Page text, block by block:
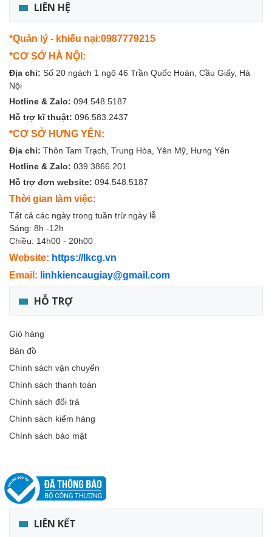
LIÊN HỆ
*Quản lý - khiếu nại:0987779215
*CƠ SỞ HÀ NỘI:
Địa chỉ: Số 20 ngách 1 ngõ 46 Trần Quốc Hoàn, Cầu Giấy, Hà
Nội
Hotline & Zalo: 094.548.5187
Hỗ trợ kĩ thuật: 096.583.2437
*CƠ SỞ HƯNG YÊN:
Địa chỉ: Thôn Tam Trạch, Trung Hòa, Yên Mỹ, Hưng Yên
Hotline & Zalo: 039.3866.201
Hỗ trợ đơn website: 094.548.5187
Thời gian làm việc:
Tất cả các ngày trong tuần trừ ngày lễ
Sáng: 8h -12h
Chiều: 14h00 - 20h00
Website: https://lkcg.vn
Email: linhkiencaugiay@gmail.com
HỖ TRỢ
Giỏ hàng
Bản đồ
Chính sách vận chuyển
Chính sách thanh toán
Chính sách đổi trả
Chính sách kiểm hàng
Chính sách bảo mật
LIÊN KẾT